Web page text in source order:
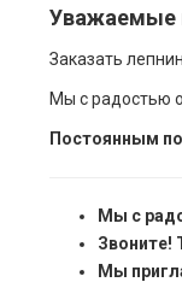
Уважаемые
Заказать
Мы с радостью
Постоянным
Мы с
Звоните!
Мы